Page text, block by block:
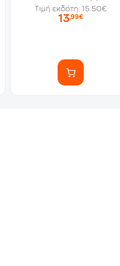
Τιμή εκδότη: 15.50€
13,99€